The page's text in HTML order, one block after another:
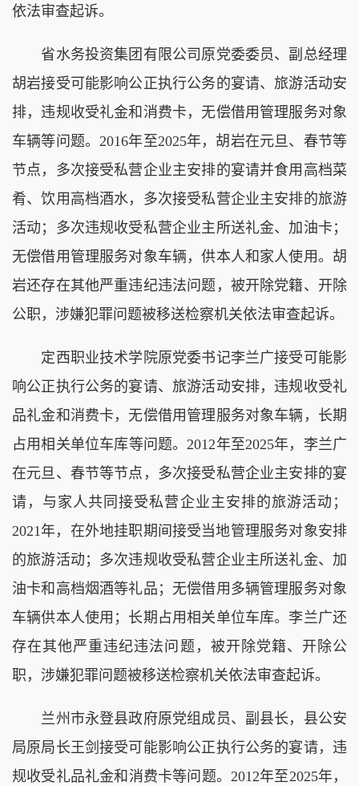
依法审查起诉。
省水务投资集团有限公司原党委委员、副总经理
胡岩接受可能影响公正执行公务的宴请、旅游活动安
排，违规收受礼金和消费卡，无偿借用管理服务对象
车辆等问题。2016年至2025年，胡岩在元旦、春节等
节点，多次接受私营企业主安排的宴请并食用高档菜
肴、饮用高档酒水，多次接受私营企业主安排的旅游
活动；多次违规收受私营企业主所送礼金、加油卡；
无偿借用管理服务对象车辆，供本人和家人使用。胡
岩还存在其他严重违纪违法问题，被开除党籍、开除
公职，涉嫌犯罪问题被移送检察机关依法审查起诉。
定西职业技术学院原党委书记李兰广接受可能影
响公正执行公务的宴请、旅游活动安排，违规收受礼
品礼金和消费卡，无偿借用管理服务对象车辆，长期
占用相关单位车库等问题。2012年至2025年，李兰广
在元旦、春节等节点，多次接受私营企业主安排的宴
请，与家人共同接受私营企业主安排的旅游活动；
2021年，在外地挂职期间接受当地管理服务对象安排
的旅游活动；多次违规收受私营企业主所送礼金、加
油卡和高档烟酒等礼品；无偿借用多辆管理服务对象
车辆供本人使用；长期占用相关单位车库。李兰广还
存在其他严重违纪违法问题，被开除党籍、开除公
职，涉嫌犯罪问题被移送检察机关依法审查起诉。
兰州市永登县政府原党组成员、副县长，县公安
局原局长王剑接受可能影响公正执行公务的宴请，违
规收受礼品礼金和消费卡等问题。2012年至2025年，